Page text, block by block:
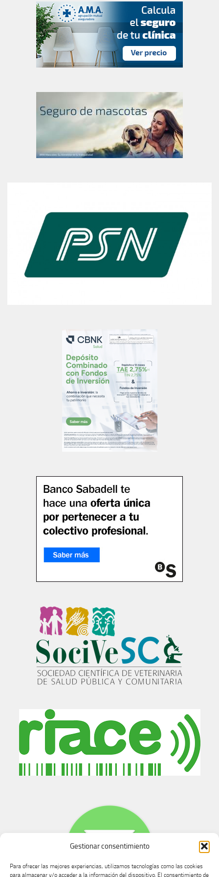
Gestionar consentimiento
Para ofrecer las mejores experiencias, utilizamos tecnologías como las cookies
para almacenar y/o acceder a la información del dispositivo. El consentimiento de